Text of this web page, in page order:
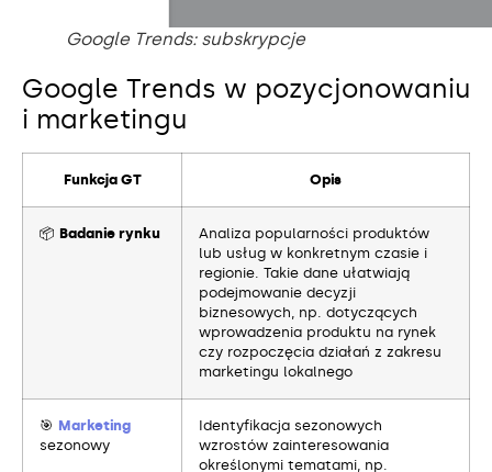
Google Trends: subskrypcje
Google Trends w pozycjonowaniu
i marketingu
Funkcja GT Opis
📦 Badanie rynku
Analiza popularności produktów
lub usług w konkretnym czasie i
regionie. Takie dane ułatwiają
podejmowanie decyzji
biznesowych, np. dotyczących
wprowadzenia produktu na rynek
czy rozpoczęcia działań z zakresu
marketingu lokalnego
🎯 Marketing
sezonowy
Identyfikacja sezonowych
wzrostów zainteresowania
określonymi tematami, np.